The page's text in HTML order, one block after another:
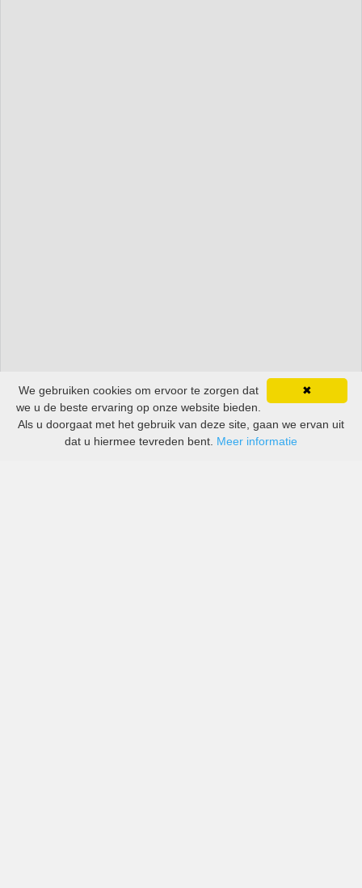
✖
We gebruiken cookies om ervoor te zorgen dat
we u de beste ervaring op onze website bieden.
Als u doorgaat met het gebruik van deze site, gaan we ervan uit
dat u hiermee tevreden bent. Meer informatie